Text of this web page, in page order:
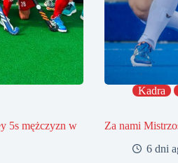
5s mężczyzn w
Kadra
Za nami
6 dni